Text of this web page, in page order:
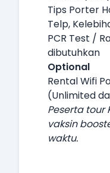
Tips Porter
Telp,
PCR Test /
dibutuhkan
Optional
Rental Wifi
(Unlimited
Peserta tour
vaksin
waktu.